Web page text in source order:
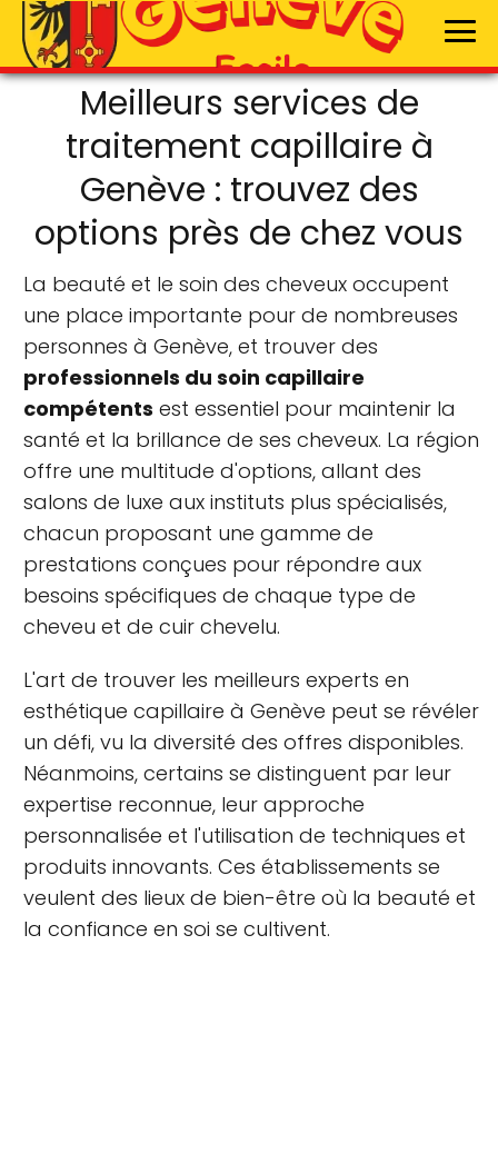
Meilleurs services de
traitement capillaire à
Genève : trouvez des
options près de chez vous
La beauté et le soin des cheveux occupent
une place importante pour de nombreuses
personnes à Genève, et trouver des
professionnels du soin capillaire
compétents est essentiel pour maintenir la
santé et la brillance de ses cheveux. La région
offre une multitude d'options, allant des
salons de luxe aux instituts plus spécialisés,
chacun proposant une gamme de
prestations conçues pour répondre aux
besoins spécifiques de chaque type de
cheveu et de cuir chevelu.
L'art de trouver les meilleurs experts en
esthétique capillaire à Genève peut se révéler
un défi, vu la diversité des offres disponibles.
Néanmoins, certains se distinguent par leur
expertise reconnue, leur approche
personnalisée et l'utilisation de techniques et
produits innovants. Ces établissements se
veulent des lieux de bien-être où la beauté et
la confiance en soi se cultivent.